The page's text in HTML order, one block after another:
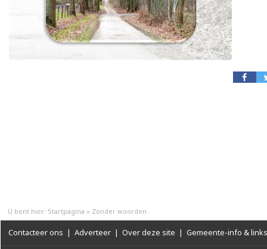
U bent hier: Startpagina » Zonder woorden
Contacteer ons | Adverteer | Over deze site | Gemeente-info & links